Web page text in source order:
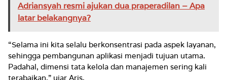
Adriansyah resmi ajukan dua praperadilan – Apa
latar belakangnya?
“Selama ini kita selalu berkonsentrasi pada aspek layanan,
sehingga pembangunan aplikasi menjadi tujuan utama.
Padahal, dimensi tata kelola dan manajemen sering kali
terabaikan,” ujar Aris.